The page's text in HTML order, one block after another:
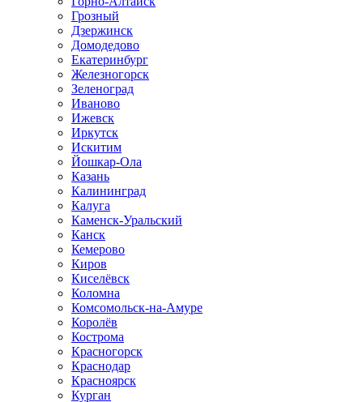
Грозный
Дзержинск
Домодедово
Екатеринбург
Железногорск
Зеленоград
Иваново
Ижевск
Иркутск
Искитим
Йошкар-Ола
Казань
Калининград
Калуга
Каменск-Уральский
Канск
Кемерово
Киров
Киселёвск
Коломна
Комсомольск-на-Амуре
Королёв
Кострома
Красногорск
Краснодар
Красноярск
Курган